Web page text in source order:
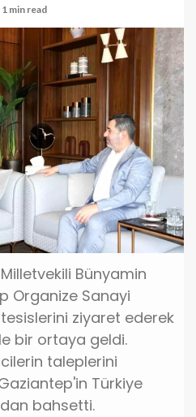
1 min read
Bünyamin
Organize Sanayi
ziyaret ederek
bir ortaya geldi.
taleplerini
Türkiye
bahsetti.